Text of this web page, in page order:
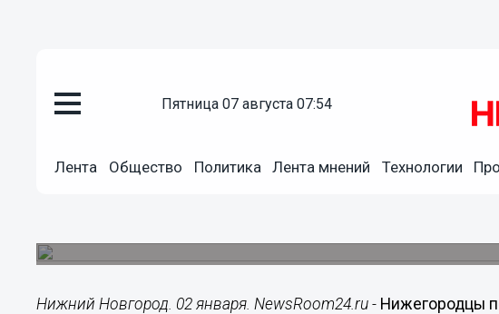
пятница 07 августа 07:54
Лента Общество Политика Лента мнений Технологии
Нижегородцы получат в январе
Нижний Новгород. 02 января. NewsRoom24.ru - Нижегородцы